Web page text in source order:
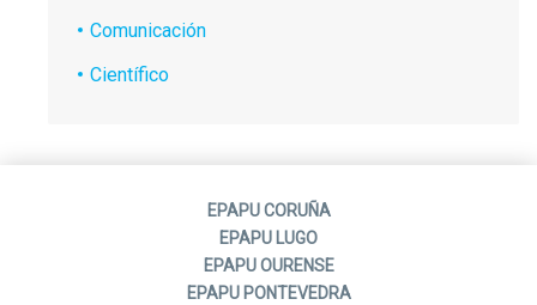
Comunicación
Científico
EPAPU CORUÑA
EPAPU LUGO
EPAPU OURENSE
EPAPU PONTEVEDRA